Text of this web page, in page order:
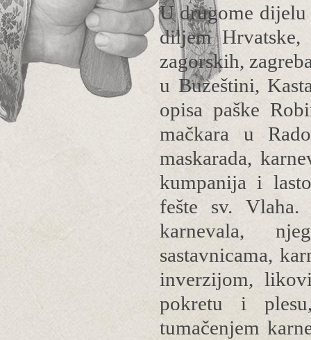
U drugome
diljem
zagorskih,
u Buzeštini,
opisa paške
mačkara u
maskarada,
kumpanija i
fešte sv.
karnevala,
sastavnicama,
inverzijom,
pokretu i
tumačenjem